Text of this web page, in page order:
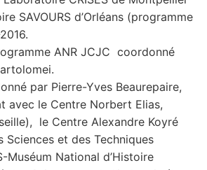
SAVOURS d’Orléans (programme
ANR JCJC coordonné
par Pierre-Yves Beaurepaire,
avec le Centre Norbert Elias,
le Centre Alexandre Koyré
Sciences et des Techniques
Muséum National d’Histoire